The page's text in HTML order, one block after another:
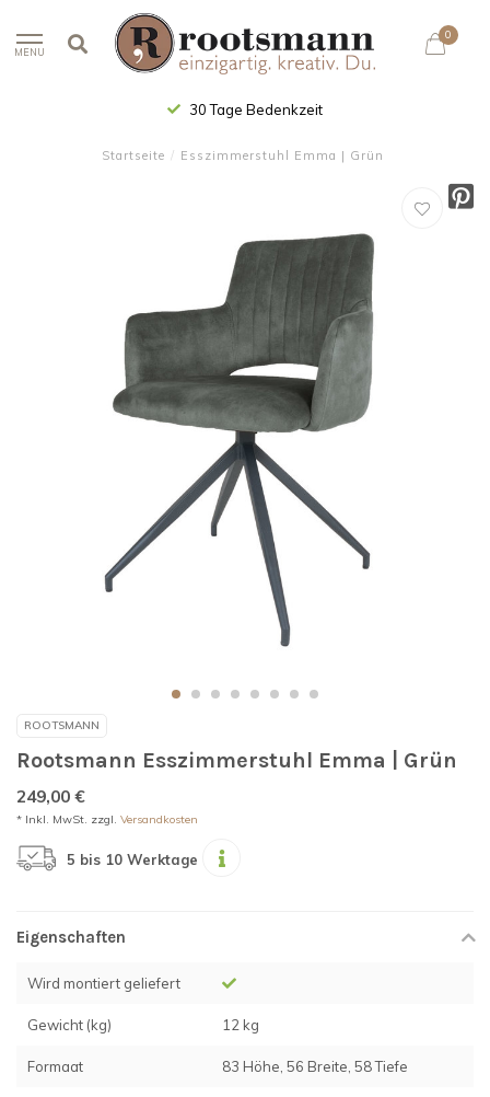
MENU
0
30 Tage Bedenkzeit
Startseite / Esszimmerstuhl Emma | Grün
ROOTSMANN
Rootsmann Esszimmerstuhl Emma | Grün
249,00 €
* Inkl. MwSt. zzgl. Versandkosten
5 bis 10 Werktage
Eigenschaften
Wird montiert geliefert
Gewicht (kg) 12 kg
Formaat 83 Höhe, 56 Breite, 58 Tiefe